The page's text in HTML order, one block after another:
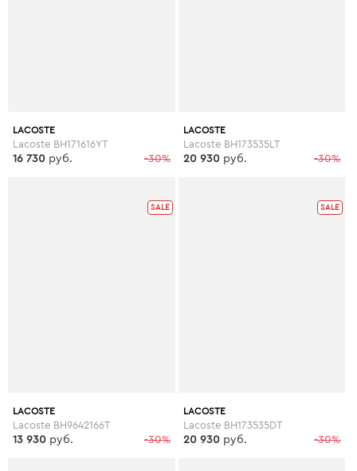
LACOSTE
Lacoste BH171616YT
-30%
16 730 руб.
LACOSTE
Lacoste BH173535LT
-30%
20 930 руб.
SALE
LACOSTE
Lacoste BH9642166T
-30%
13 930 руб.
SALE
LACOSTE
Lacoste BH173535DT
-30%
20 930 руб.